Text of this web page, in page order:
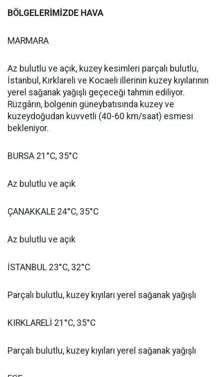
BÖLGELERİMİZDE HAVA
MARMARA
Az bulutlu ve açık, kuzey kesimleri parçalı bulutlu,
İstanbul, Kırklareli ve Kocaeli illerinin kuzey kıyılarının
yerel sağanak yağışlı geçeceği tahmin ediliyor.
Rüzgârın, bölgenin güneybatısında kuzey ve
kuzeydoğudan kuvvetli (40-60 km/saat) esmesi
bekleniyor.
BURSA 21°C, 35°C
Az bulutlu ve açık
ÇANAKKALE 24°C, 35°C
Az bulutlu ve açık
İSTANBUL 23°C, 32°C
Parçalı bulutlu, kuzey kıyıları yerel sağanak yağışlı
KIRKLARELİ 21°C, 35°C
Parçalı bulutlu, kuzey kıyıları yerel sağanak yağışlı